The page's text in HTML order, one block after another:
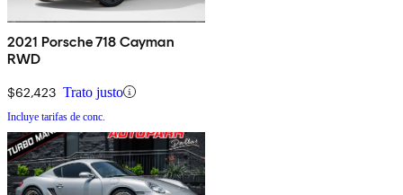
2021 Porsche 718 Cayman
RWD
$62,423 Trato justo
Incluye tarifas de conc.